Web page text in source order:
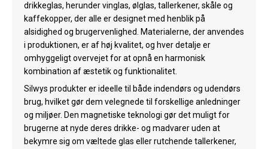
drikkeglas, herunder vinglas, ølglas, tallerkener, skåle og
kaffekopper, der alle er designet med henblik på
alsidighed og brugervenlighed. Materialerne, der anvendes
i produktionen, er af høj kvalitet, og hver detalje er
omhyggeligt overvejet for at opnå en harmonisk
kombination af æstetik og funktionalitet.
Silwys produkter er ideelle til både indendørs og udendørs
brug, hvilket gør dem velegnede til forskellige anledninger
og miljøer. Den magnetiske teknologi gør det muligt for
brugerne at nyde deres drikke- og madvarer uden at
bekymre sig om væltede glas eller rutchende tallerkener,